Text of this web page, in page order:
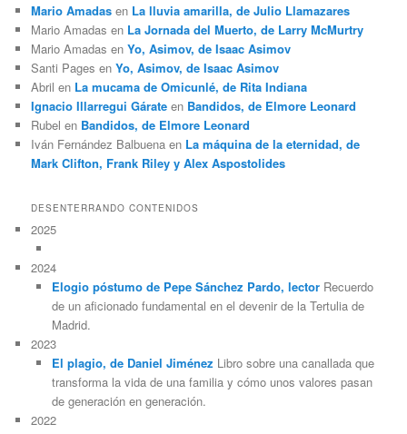
Mario Amadas en La lluvia amarilla, de Julio Llamazares
Mario Amadas en La Jornada del Muerto, de Larry McMurtry
Mario Amadas enYo, Asimov, de Isaac Asimov
Santi Pages enYo, Asimov, de Isaac Asimov
Abril en La mucama de Omicunlé, de Rita Indiana
Ignacio Illarregui Gárate en Bandidos, de Elmore Leonard
Rubel en Bandidos, de Elmore Leonard
Iván Fernández Balbuena en La máquina de la eternidad, de
Mark Clifton, Frank Riley y Alex Aspostolides
DESENTERRANDO CONTENIDOS
2025
2024
Elogio póstumo de Pepe Sánchez Pardo, lectorRecuerdo
de un aficionado fundamental en el devenir de la Tertulia de
Madrid.
2023
El plagio, de Daniel Jiménez Libro sobre una canallada que
transforma la vida de una familia y cómo unos valores pasan
de generación en generación.
2022